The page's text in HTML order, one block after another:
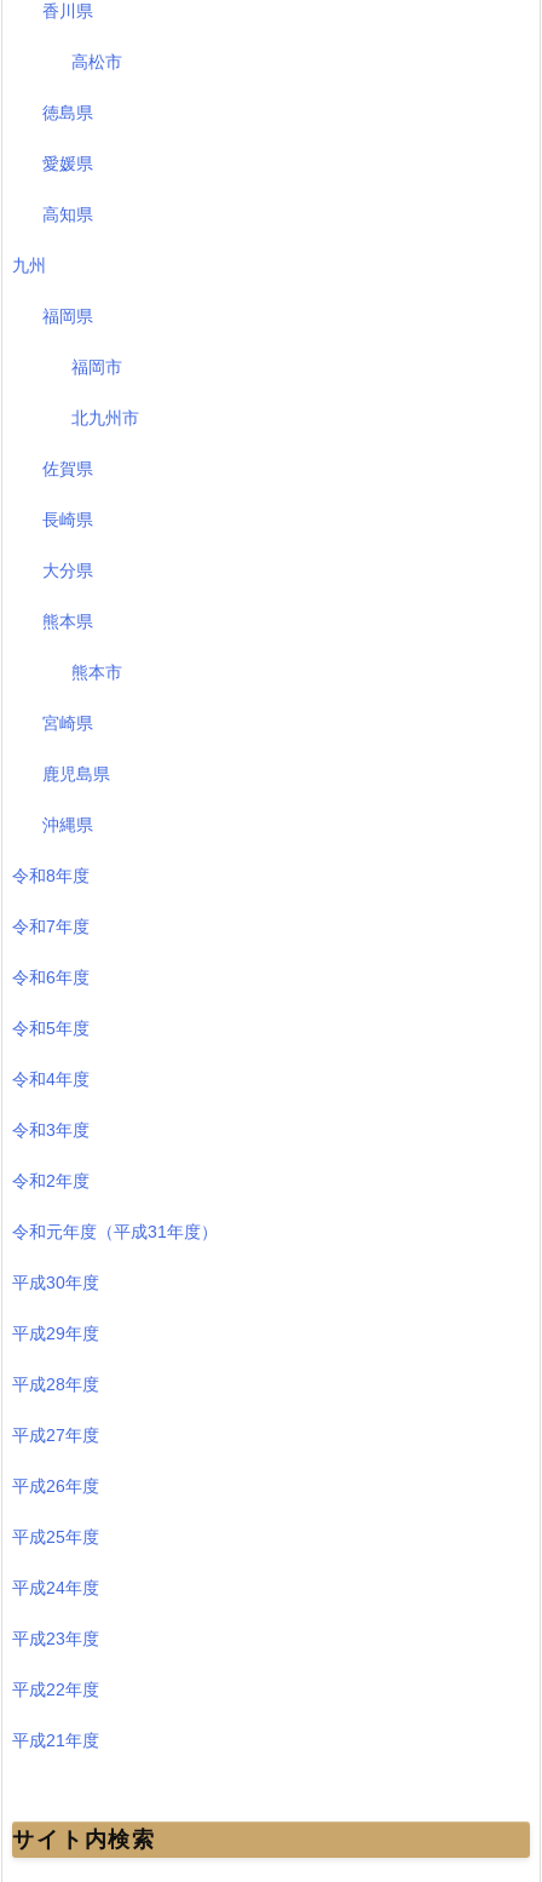
香川県
高松市
徳島県
愛媛県
高知県
九州
福岡県
福岡市
北九州市
佐賀県
長崎県
大分県
熊本県
熊本市
宮崎県
鹿児島県
沖縄県
令和8年度
令和7年度
令和6年度
令和5年度
令和4年度
令和3年度
令和2年度
令和元年度（平成31年度）
平成30年度
平成29年度
平成28年度
平成27年度
平成26年度
平成25年度
平成24年度
平成23年度
平成22年度
平成21年度
サイト内検索